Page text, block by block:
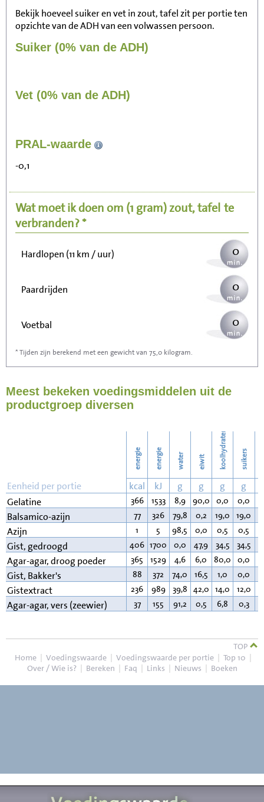
Bekijk hoeveel suiker en vet in zout, tafel zit per portie ten
opzichte van de ADH van een volwassen persoon.
Suiker (0% van de ADH)
Vet (0% van de ADH)
PRAL-waarde
-0,1
Wat moet ik doen om (1 gram)zout, tafel te
verbranden? *
Zitten, tv kijken
Wandelen (5 km/uur) 0
Hardlopen (11 km / uur) 0
Paardrijden 0
Voetbal 0
Stofzuigen
Strijken
0
* Tijden zijn berekend met een gewicht van 75,0 kilogram.
Meest bekeken voedingsmiddelen uit de
productgroep diversen
energie energie water eiwit koolhydraten suikers
Eenheid per portie kcal kJ g g g g
Gelatine
366 1533 8,9 90,0 0,0 0,0
Balsamico-azijn 77 326 79,8 0,2 19,0 19,0
Azijn 1 5 98,5 0,0 0,5 0,5
Gist, gedroogd 406 1700 0,0 47,9 34,5 34,5
Agar-agar, droog poeder 365 1529 4,6 6,0 80,0 0,0
Gist, Bakker's 88 372 74,0 16,5 1,0 0,0
Gistextract 236 989 39,8 42,0 14,0 12,0
Agar-agar, vers (zeewier) 37 155 91,2 0,5 6,8 0,3
TOP
Home | Voedingswaarde | Voedingswaarde per portie | Top 10 |
Over / Wie is? | Bereken | Faq | Links | Nieuws | Boeken